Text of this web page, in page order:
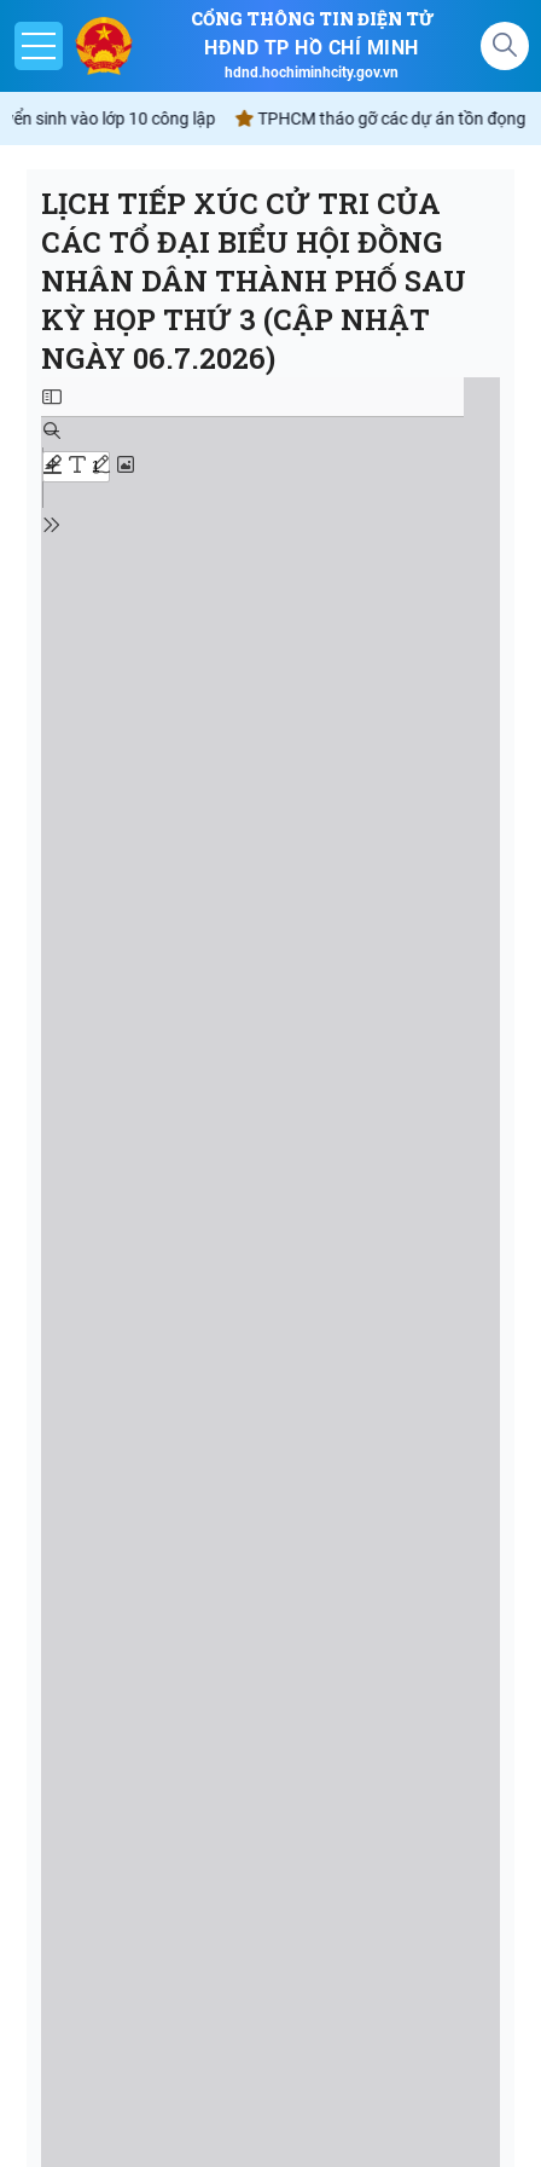
Giới thiệu
Nghị quyết
Lịch
Góp ý - Phản ánh
Không gian văn hóa Hồ Chí Minh
CỔNG THÔNG TIN ĐIỆN TỬ
HĐND TP HỒ CHÍ MINH
hdnd.hochiminhcity.gov.vn
sinh vào lớp 10 công lập TPHCM tháo gỡ các dự án tồn đọng
LỊCH TIẾP XÚC CỬ TRI CỦA
CÁC TỔ ĐẠI BIỂU HỘI ĐỒNG
NHÂN DÂN THÀNH PHỐ SAU
KỲ HỌP THỨ 3 (CẬP NHẬT
NGÀY 06.7.2026)